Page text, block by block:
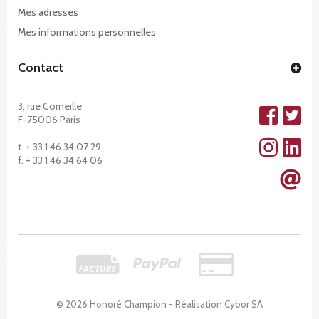
© 2026 Honoré Champion - Réalisation Cybor SA
Mes adresses
Mes informations personnelles
Contact
3, rue Corneille
F-75006 Paris
t. + 33 1 46 34 07 29
f. + 33 1 46 34 64 06